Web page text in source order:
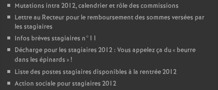
Mutations intra 2012, calendrier et rôle des commissions
Lettre au Recteur pour le remboursement des sommes versées par
les stagiaires
Infos brèves stagiaires n°11
Décharge pour les stagiaires 2012 : Vous appelez ça du « beurre
dans les épinards »!
Liste des postes stagiaires disponibles à la rentrée 2012
Action sociale pour stagiaires 2012